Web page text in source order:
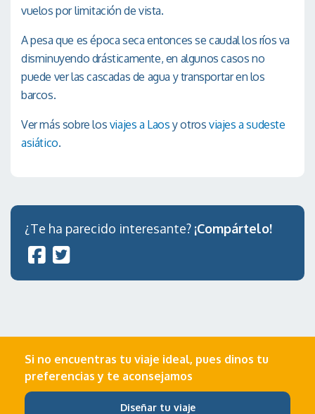
vuelos por limitación de vista.
A pesa que es época seca entonces se caudal los ríos va
disminuyendo drásticamente, en algunos casos no
puede ver las cascadas de agua y transportar en los
barcos.
Ver más sobre los viajes a Laos y otrosviajes a sudeste
asiático.
¿Te ha parecido interesante? ¡Compártelo!
Si no encuentras tu viaje ideal, pues dinos tu
preferencias y te aconsejamos
Diseñar tu viaje